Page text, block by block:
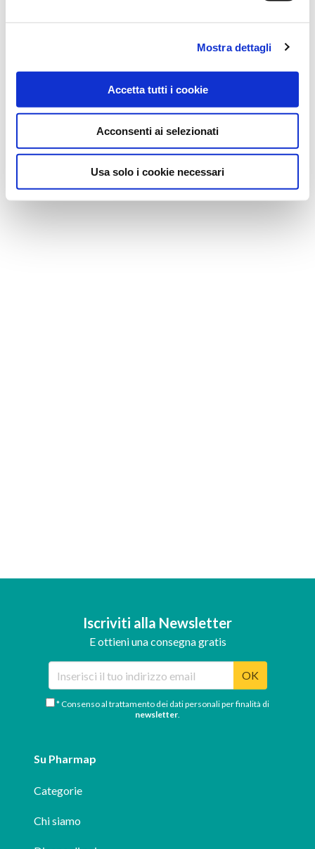
Mostra dettagli
Accetta tutti i cookie
Acconsenti ai selezionati
Usa solo i cookie necessari
Iscriviti alla Newsletter
E ottieni una consegna gratis
OK
* Consenso al trattamento dei dati personali per finalità di
newsletter.
Su Pharmap
Categorie
Chi siamo